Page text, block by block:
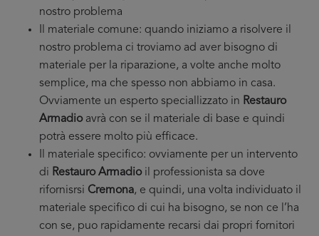
nostro problema
Il materiale comune: quando iniziamo a risolvere il
nostro problema ci troviamo ad aver bisogno di
materiale per la riparazione, a volte anche molto
semplice, ma che spesso non abbiamo in casa.
Ovviamente un esperto speciallizzato in Restauro
Armadioavrà con se il materiale di base e quindi
potrà essere molto più efficace.
Il materiale specifico: ovviamente per un intervento
di Restauro Armadioil professionista sa dove
rifornisrsi Cremona, e quindi, una volta individuato il
materiale specifico di cui ha bisogno, se non ce l’ha
con se, puo rapidamente recarsi dai propri fornitori